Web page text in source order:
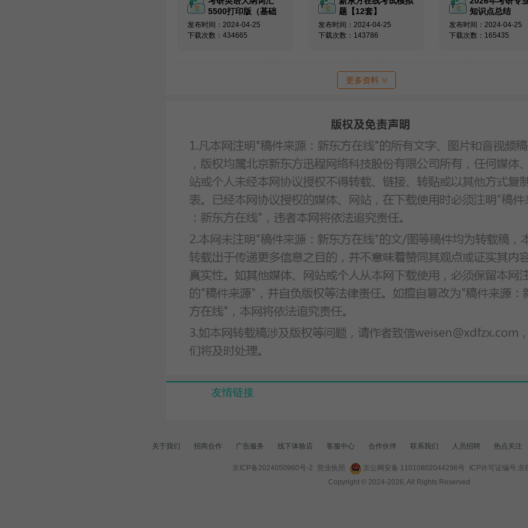
5500打印版（基础
必备）
发布时间：2024-04-25
下载次数：434665
题【12套】
发布时间：2024-04-25
下载次数：143786
知识点总结
发布时间：2024-04-25
下载次数：165435
更多资料
友情链接
关于我们 招商合作 广告服务 线下体验店 客服中心 合作伙伴 联系我们 人员招聘 热点关注
京ICP备2024050960号-2 营业执照 京公网安备 11010802044296号
ICP许可证编号:
Copyright © 2024-2026 , All Rights Reserved